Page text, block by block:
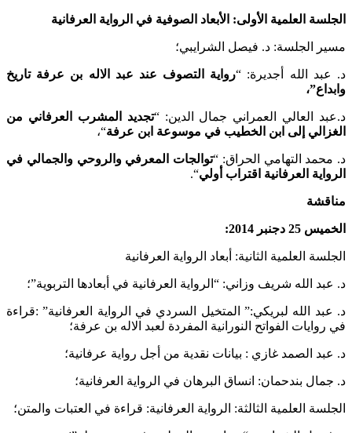
العلمية الأولى: الأبعاد الصوفية في الرواية العرفانية
الجلسة: د. فيصل الشرايبي؛
الله أجديرة: “رواية التصوف عند عبد الاله بن عرفة تاريخ
العالي العمراني جمال الدين: “تجديد المشرب العرفاني من
إلى ابن الخطيب في موسوعة ابن عرفة “،
التهامي الحراق: “ توالجات المعرفي والروحي والجمالي في
العرفانية اقتراب أولي“.
2014:
العلمية الثانية: أبعاد الرواية العرفانية
الله شريف وزاني: “الرواية العرفانية في أبعادها التربوية”؛
الله لبريكي:” المتخيل السردي في الرواية العرفانية” :قراءة
الفواتح النورانية المفردة لعبد الاله بن عرفة؛
الصمد غازي : بيانات نقدية من أجل رواية عرفانية؛
بندحمان: انساق البرهان في الرواية العرفانية؛
العلمية الثالثة: الرواية العرفانية: قراءة في العتبات والمتن؛